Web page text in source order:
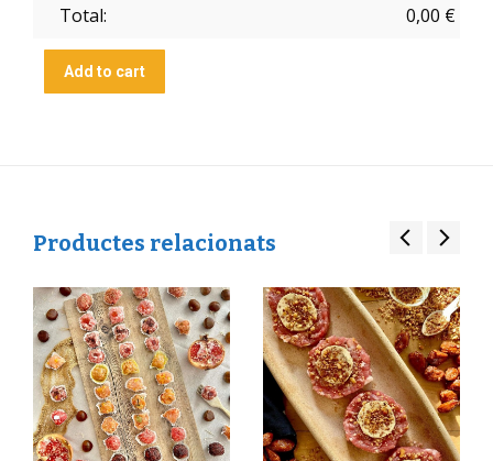
Total: 0,00 €
Add to cart
Productes relacionats